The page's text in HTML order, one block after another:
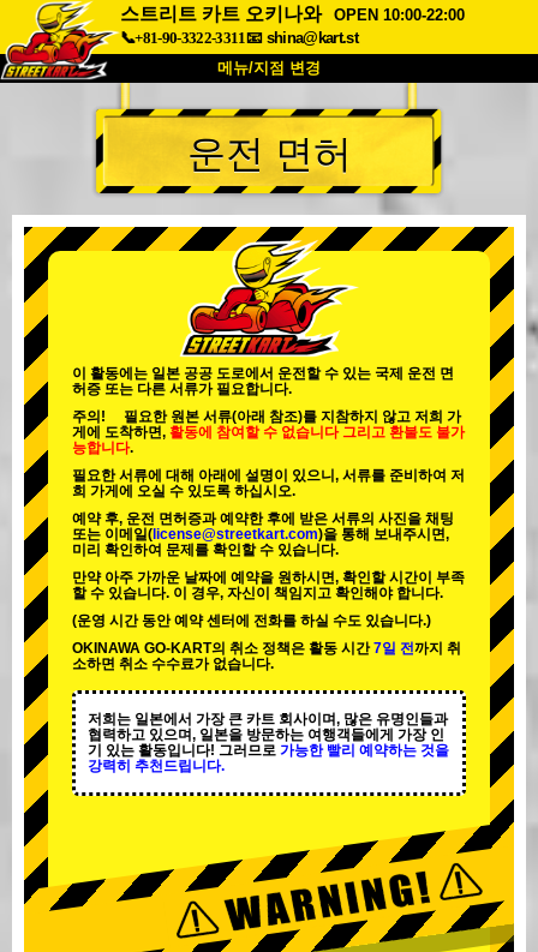
스트리트 카트 오키나와
OPEN 10:00-22:00
📞+81-90-3322-3311📧 shina@kart.st
메뉴/지점 변경
최상단
소개 사양 가격
회사 정보 예약
지점 변경
도쿄 시나가와 #1
도쿄 아키하바라#2 도쿄 시부야
도쿄 시부야 애넥스
도쿄 아사쿠사 오사카
오키나와
운전 면허
이 활동에는 일본 공공 도로에서 운전할 수 있는 국제 운전 면
허증 또는 다른 서류가 필요합니다.
주의! 필요한 원본 서류(아래 참조)를 지참하지 않고 저희 가
게에 도착하면, 활동에 참여할 수 없습니다 그리고 환불도 불가
능합니다.
필요한 서류에 대해 아래에 설명이 있으니, 서류를 준비하여 저
희 가게에 오실 수 있도록 하십시오.
예약 후, 운전 면허증과 예약한 후에 받은 서류의 사진을 채팅
또는 이메일( license@streetkart.com)을 통해 보내주시면,
미리 확인하여 문제를 확인할 수 있습니다.
만약 아주 가까운 날짜에 예약을 원하시면, 확인할 시간이 부족
할 수 있습니다. 이 경우, 자신이 책임지고 확인해야 합니다.
(운영 시간 동안 예약 센터에 전화를 하실 수도 있습니다.)
OKINAWA GO-KART의 취소 정책은 활동 시간7일 전까지 취
소하면 취소 수수료가 없습니다.
저희는 일본에서 가장 큰 카트 회사이며, 많은 유명인들과
협력하고 있으며, 일본을 방문하는 여행객들에게 가장 인
기 있는 활동입니다! 그러므로 가능한 빨리 예약하는 것을
강력히 추천드립니다.